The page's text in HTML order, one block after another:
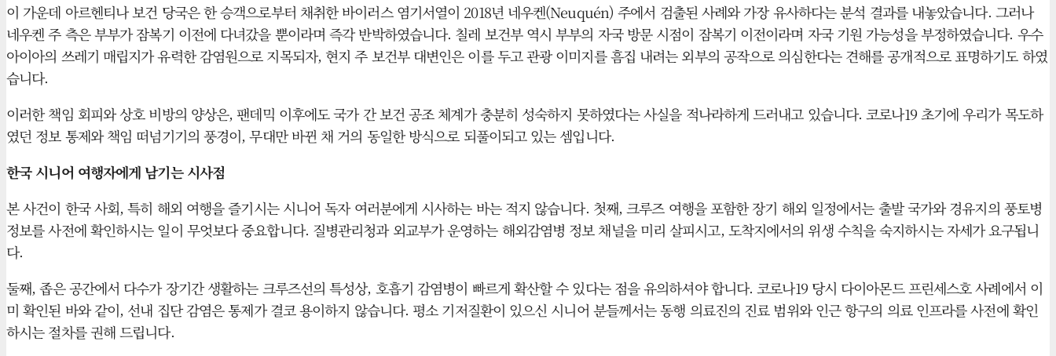
이 가운데 아르헨티나 보건 당국은 한 승객으로부터 채취한 바이러스 염기서열이 2018년 네우켄(Neuquén) 주에서 검출된 사례와 가장 유사하다는 분석 결과를 내놓았습니다. 그러나
네우켄 주 측은 부부가 잠복기 이전에 다녀갔을 뿐이라며 즉각 반박하였습니다. 칠레 보건부 역시 부부의 자국 방문 시점이 잠복기 이전이라며 자국 기원 가능성을 부정하였습니다. 우수
아이아의 쓰레기 매립지가 유력한 감염원으로 지목되자, 현지 주 보건부 대변인은 이를 두고 관광 이미지를 흠집 내려는 외부의 공작으로 의심한다는 견해를 공개적으로 표명하기도 하였
습니다.
이러한 책임 회피와 상호 비방의 양상은, 팬데믹 이후에도 국가 간 보건 공조 체계가 충분히 성숙하지 못하였다는 사실을 적나라하게 드러내고 있습니다. 코로나19 초기에 우리가 목도하
였던 정보 통제와 책임 떠넘기기의 풍경이, 무대만 바뀐 채 거의 동일한 방식으로 되풀이되고 있는 셈입니다.
한국 시니어 여행자에게 남기는 시사점
본 사건이 한국 사회, 특히 해외 여행을 즐기시는 시니어 독자 여러분에게 시사하는 바는 적지 않습니다. 첫째, 크루즈 여행을 포함한 장기 해외 일정에서는 출발 국가와 경유지의 풍토병
정보를 사전에 확인하시는 일이 무엇보다 중요합니다. 질병관리청과 외교부가 운영하는 해외감염병 정보 채널을 미리 살피시고, 도착지에서의 위생 수칙을 숙지하시는 자세가 요구됩니
다.
둘째, 좁은 공간에서 다수가 장기간 생활하는 크루즈선의 특성상, 호흡기 감염병이 빠르게 확산할 수 있다는 점을 유의하셔야 합니다. 코로나19 당시 다이아몬드 프린세스호 사례에서 이
미 확인된 바와 같이, 선내 집단 감염은 통제가 결코 용이하지 않습니다. 평소 기저질환이 있으신 시니어 분들께서는 동행 의료진의 진료 범위와 인근 항구의 의료 인프라를 사전에 확인
하시는 절차를 권해 드립니다.